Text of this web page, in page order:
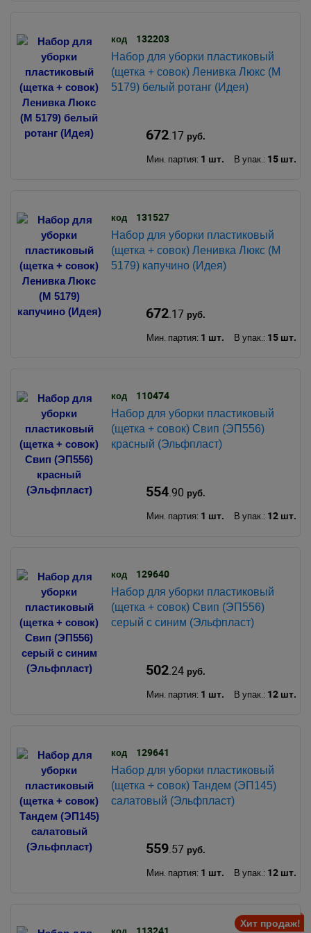
код 132203
Набор для уборки пластиковый
(щетка + совок) Ленивка Люкс (М
5179) белый ротанг (Идея)
672.17 руб.
Мин. партия: 1 шт. В упак.: 15 шт.
код 131527
Набор для уборки пластиковый
(щетка + совок) Ленивка Люкс (М
5179) капучино (Идея)
672.17 руб.
Мин. партия: 1 шт. В упак.: 15 шт.
код 110474
Набор для уборки пластиковый
(щетка + совок) Свип (ЭП556)
красный (Эльфпласт)
554.90 руб.
Мин. партия: 1 шт. В упак.: 12 шт.
код 129640
Набор для уборки пластиковый
(щетка + совок) Свип (ЭП556)
серый с синим (Эльфпласт)
502.24руб.
Мин. партия: 1 шт. В упак.: 12 шт.
код 129641
Набор для уборки пластиковый
(щетка + совок) Тандем (ЭП145)
салатовый (Эльфпласт)
559.57 руб.
Мин. партия: 1 шт. В упак.: 12 шт.
Хит продаж!